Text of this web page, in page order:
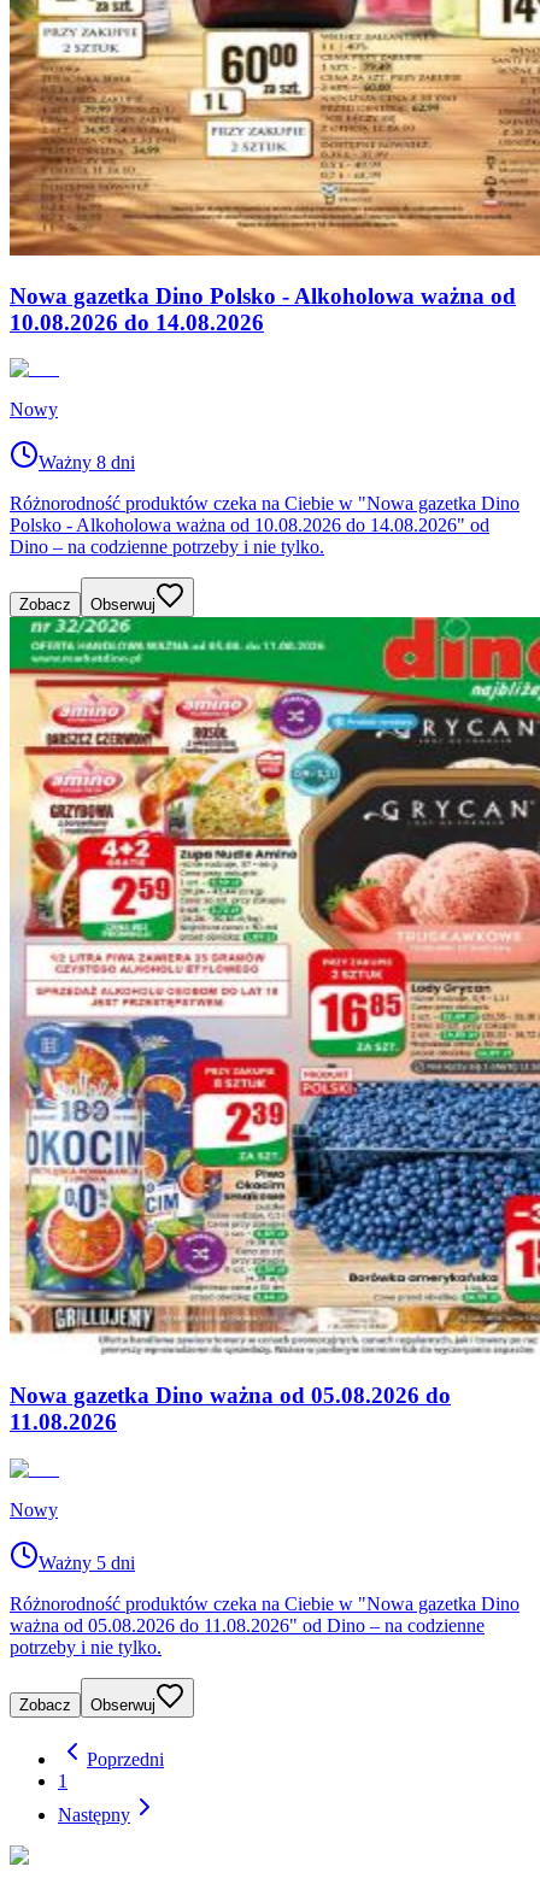
Nowa gazetka Dino Polsko - Alkoholowa ważna od
10.08.2026 do 14.08.2026
Nowy
Ważny 8 dni
Różnorodność produktów czeka na Ciebie w "Nowa gazetka Dino
Polsko - Alkoholowa ważna od 10.08.2026 do 14.08.2026" od
Dino – na codzienne potrzeby i nie tylko.
Zobacz Obserwuj
Nowa gazetka Dino ważna od 05.08.2026 do
11.08.2026
Nowy
Ważny 5 dni
Różnorodność produktów czeka na Ciebie w "Nowa gazetka Dino
ważna od 05.08.2026 do 11.08.2026" od Dino – na codzienne
potrzeby i nie tylko.
Zobacz Obserwuj
Poprzedni
1
Następny